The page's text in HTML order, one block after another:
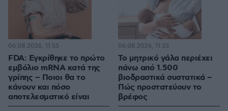
FDA: Εγκρίθηκε το πρώτο
εμβόλιο mRNA κατά της
γρίπης – Ποιοι θα το
κάνουν και πόσο
αποτελεσματικό είναι
06.08.2026, 11:55
Το μητρικό γάλα περιέχει
πάνω από 1.500
βιοδραστικά συστατικά –
Πώς προστατεύουν το
βρέφος
06.08.2026, 11:33